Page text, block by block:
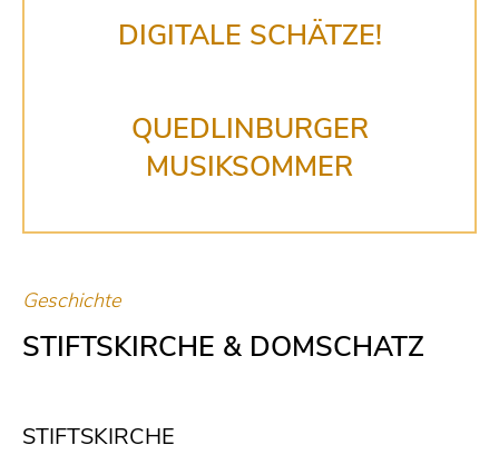
DIGITALE SCHÄTZE!
QUEDLINBURGER
MUSIKSOMMER
Geschichte
STIFTSKIRCHE & DOMSCHATZ
STIFTSKIRCHE